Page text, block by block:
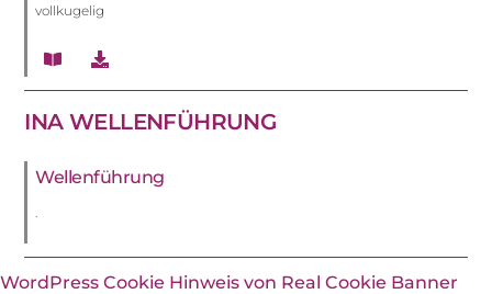
vollkugelig
INA WELLENFÜHRUNG
Wellenführung
WordPress Cookie Hinweis von Real Cookie Banner